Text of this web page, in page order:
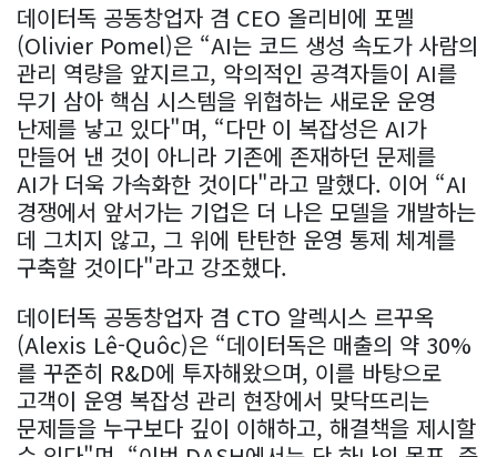
데이터독 공동창업자 겸 CEO 올리비에 포멜
(Olivier Pomel)은 “AI는 코드 생성 속도가 사람의
관리 역량을 앞지르고, 악의적인 공격자들이 AI를
무기 삼아 핵심 시스템을 위협하는 새로운 운영
난제를 낳고 있다"며, “다만 이 복잡성은 AI가
만들어 낸 것이 아니라 기존에 존재하던 문제를
AI가 더욱 가속화한 것이다"라고 말했다. 이어 “AI
경쟁에서 앞서가는 기업은 더 나은 모델을 개발하는
데 그치지 않고, 그 위에 탄탄한 운영 통제 체계를
구축할 것이다"라고 강조했다.
데이터독 공동창업자 겸 CTO 알렉시스 르꾸옥
(Alexis Lê-Quôc)은 “데이터독은 매출의 약 30%
를 꾸준히 R&D에 투자해왔으며, 이를 바탕으로
고객이 운영 복잡성 관리 현장에서 맞닥뜨리는
문제들을 누구보다 깊이 이해하고, 해결책을 제시할